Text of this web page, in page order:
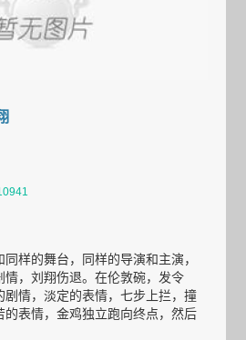
样的舞台，同样的导演和主演，
情，刘翔伤退。在伦敦碗，发令
剧情，淡定的表情，七步上拦，撞
的表情，金鸡独立跑向终点，然后